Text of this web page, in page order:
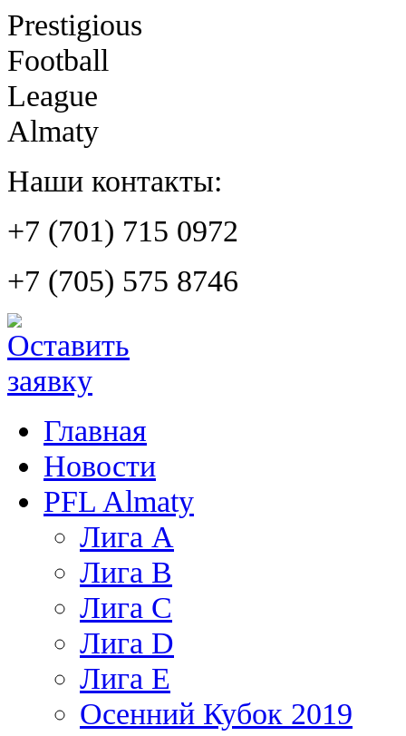
Prestigious
Football
League
Almaty
Наши контакты:
+7 (701) 715 0972
+7 (705) 575 8746
Главная
Новости
PFL Almaty
Лига A
Лига В
Лига С
Лига D
Лига Е
Осенний Кубок 2019